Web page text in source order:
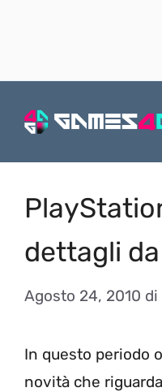
dettagli
Agosto 24, 2010 di
In questo periodo
novità che